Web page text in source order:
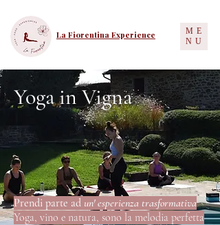
ME
NU
La Fiorentina Experience
Yoga in Vigna
Prendi parte ad un' esperienza trasformativa
Yoga, vino e natura, sono la melodia perfetta